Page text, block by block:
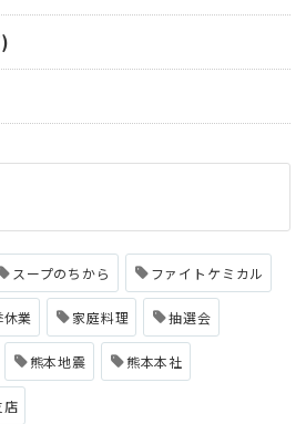
スープのちから ファイトケミカル
業 家庭料理 抽選会
熊本地震 熊本本社
店